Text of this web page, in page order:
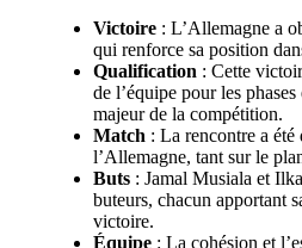
Victoire : L’Allemagne a
qui renforce sa position
Qualification : Cette
de l’équipe pour les
majeur de la compétition.
Match : La rencontre a été
l’Allemagne, tant sur le
Buts : Jamal Musiala et
buteurs, chacun apportant
victoire.
Équipe : La cohésion et